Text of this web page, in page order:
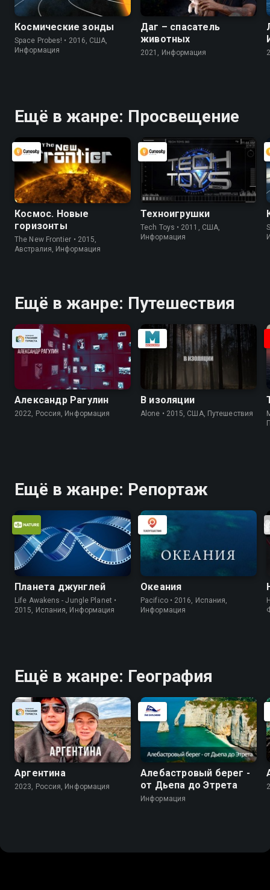
Космические зонды
Space Probes! • 2016, США,
Информация
Даг – спасатель
животных
2021, Информация
Ещё в жанре: Просвещение
Космос. Новые
горизонты
The New Frontier • 2015,
Австралия, Информация
Техноигрушки
Tech Toys • 2011, США,
Информация
Ещё в жанре: Путешествия
Александр Рагулин
2022, Россия, Информация
В изоляции
Alone • 2015, США, Путешествия
Ещё в жанре: Репортаж
Планета джунглей
Life Awakens - Jungle Planet •
2015, Испания, Информация
Океания
Pacifico • 2016, Испания,
Информация
Ещё в жанре: География
Аргентина
2023, Россия, Информация
Алебастровый берег -
от Дьепа до Этрета
Информация